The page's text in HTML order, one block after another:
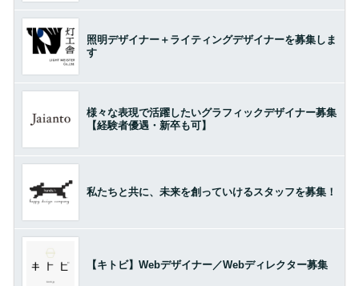
照明デザイナー＋ライティングデザイナーを募集しま
す
様々な表現で活躍したいグラフィックデザイナー募集
【経験者優遇・新卒も可】
私たちと共に、未来を創っていけるスタッフを募集！
【キトビ】Webデザイナー／Webディレクター募集